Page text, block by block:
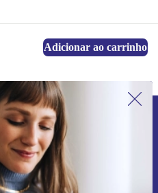
Adicionar ao carrinho
newsletter pela
poupa 15€!
nenhuma oferta.